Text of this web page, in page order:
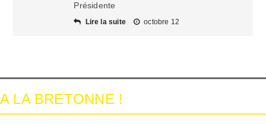
Présidente
Lire la suite octobre 12
A LA BRETONNE !